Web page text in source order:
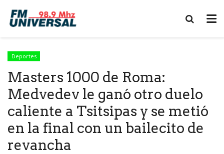
Deportes
Masters 1000 de Roma:
Medvedev le ganó otro duelo
caliente a Tsitsipas y se metió
en la final con un bailecito de
revancha